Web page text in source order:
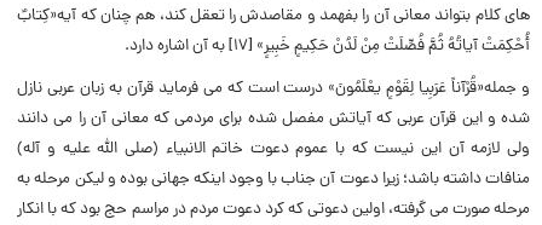
هاى کلام بتواند معانى آن را بفهمد و مقاصدش را تعقل کند، هم چنان که آیه«کِتابٌ
أُحْکِمَتْ آیاتُهُ ثُمَّ فُصِّلَتْ مِنْ لَدُنْ حَکِیمٍ خَبِیرٍ» [۱۷] به آن اشاره دارد.
و جمله«قُرْآناً عَرَبِیا لِقَوْمٍ یعْلَمُونَ» درست است که می فرماید قرآن به زبان عربی نازل
شده و این قرآن عربی که آیاتش مفصل شده براى مردمى که معانى آن را مى دانند
ولی لازمه آن این نیست که با عموم دعوت خاتم الانبیاء (صلی الله علیه و آله)
منافات داشته باشد؛ زیرا دعوت آن جناب با وجود اینکه جهانى بوده و لیکن مرحله به
مرحله صورت مى گرفته، اولین دعوتى که کرد دعوت مردم در مراسم حج بود که با انکار